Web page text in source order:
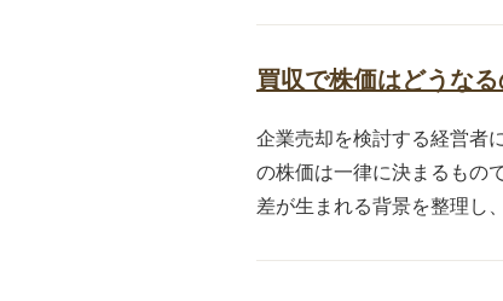
買収で株価はどうな
企業売却を検討する経営者
の株価は一律に決まるもの
差が生まれる背景を整理し